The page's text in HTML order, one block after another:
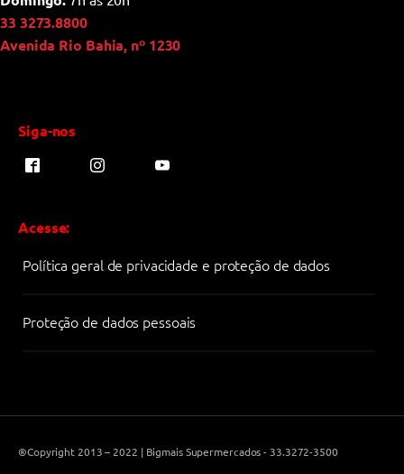
33 3273.8800
Avenida Rio Bahia, nº 1230
Siga-nos
Acesse:
Política geral de privacidade e proteção de dados
Proteção de dados pessoais
®Copyright 2013 – 2022 | Bigmais Supermercados - 33.3272-3500